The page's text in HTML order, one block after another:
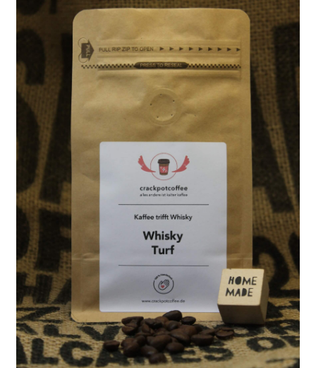
Newsletter
Über Uns
Unser Kaffee
Versandarten
Vertrag widerrufen
Warenkorb
Widerrufsbelehrung
Zahlungsarten